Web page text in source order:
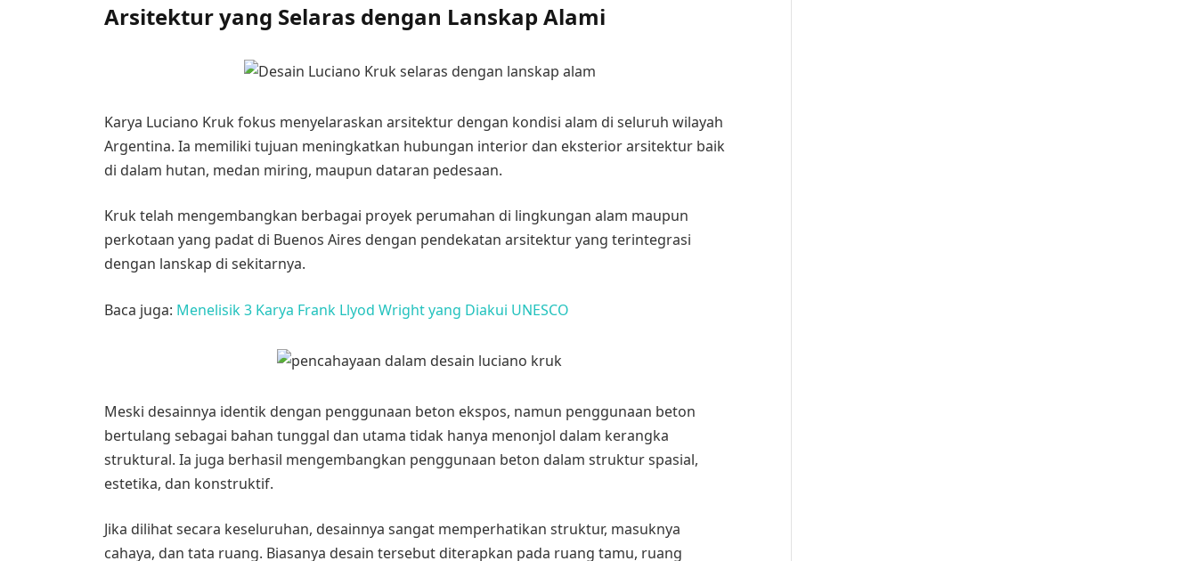
Arsitektur yang Selaras dengan Lanskap Alami
Karya Luciano Kruk fokus menyelaraskan arsitektur dengan kondisi alam di seluruh wilayah
Argentina. Ia memiliki tujuan meningkatkan hubungan interior dan eksterior arsitektur baik
di dalam hutan, medan miring, maupun dataran pedesaan.
Kruk telah mengembangkan berbagai proyek perumahan di lingkungan alam maupun
perkotaan yang padat di Buenos Aires dengan pendekatan arsitektur yang terintegrasi
dengan lanskap di sekitarnya.
Baca juga: Menelisik 3 Karya Frank Llyod Wright yang Diakui UNESCO
Meski desainnya identik dengan penggunaan beton ekspos, namun penggunaan beton
bertulang sebagai bahan tunggal dan utama tidak hanya menonjol dalam kerangka
struktural. Ia juga berhasil mengembangkan penggunaan beton dalam struktur spasial,
estetika, dan konstruktif.
Jika dilihat secara keseluruhan, desainnya sangat memperhatikan struktur, masuknya
cahaya, dan tata ruang. Biasanya desain tersebut diterapkan pada ruang tamu, ruang